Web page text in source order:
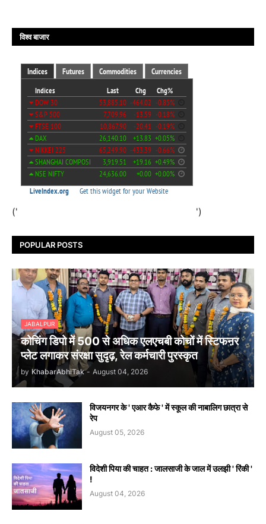
विश्व बाजार
(' ')
POPULAR POSTS
JABALPUR
कोचिंग डिपो में 500 से अधिक एलएचबी कोचों में स्टिफऩर
प्लेट लगाकर संरक्षा सुदृढ़, रेल कर्मचारी पुरस्कृत
by KhabarAbhiTak - August 04, 2026
विजयनगर के ' एआर कैफे ' में स्कूल की नाबालिग छात्रा से
रेप
August 05, 2026
विदेशी पिया की चाहत : जालसाजी के जाल में उलझी ' रिंकी '
!
August 04, 2026